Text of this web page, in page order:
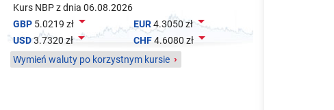
Kurs NBP z dnia 06.08.2026
GBP 5.0219 zł  EUR4.3050 zł
USD3.7320 zł CHF4.6080 zł
Wymień waluty po korzystnym kursie ›